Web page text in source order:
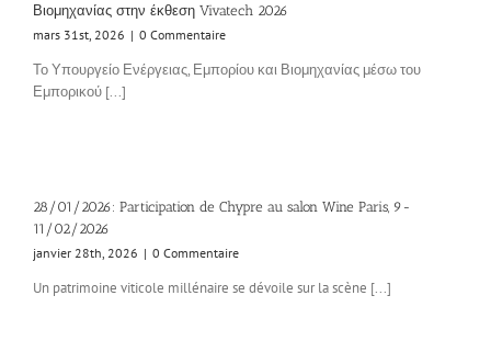
Βιομηχανίας στην έκθεση Vivatech 2026
mars 31st, 2026 | 0 Commentaire
Το Υπουργείο Ενέργειας, Εμπορίου και Βιομηχανίας μέσω του
Εμπορικού [...]
28/01/2026: Participation de Chypre au salon Wine Paris, 9-
11/02/2026
janvier 28th, 2026 | 0 Commentaire
Un patrimoine viticole millénaire se dévoile sur la scène [...]